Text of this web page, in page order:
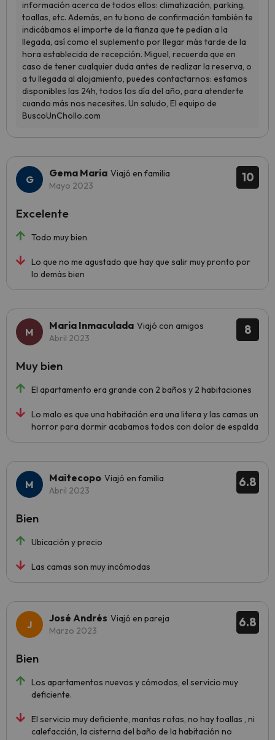
10
Gema Maria Viajó en familia
Mayo 2023
Todo muy bien
Lo que no me agustado que hay que salir muy pronto por
lo demás bien
Excelente
8
Maria Inmaculada Viajó con amigos
Abril 2023
El apartamento era grande con 2 baños y 2 habitaciones
Lo malo es que una habitación era una litera y las camas un
horror para dormir acabamos todos con dolor de espalda
Muy bien
6.8
Maitecopo Viajó en familia
Abril 2023
Ubicación y precio
Las camas son muy incómodas
Bien
6.8
José Andrés Viajó en pareja
Marzo 2023
Los apartamentos nuevos y cómodos, el servicio muy
deficiente.
El servicio muy deficiente, mantas rotas, no hay toallas , ni
calefacción, la cisterna del baño de la habitación no
Bien